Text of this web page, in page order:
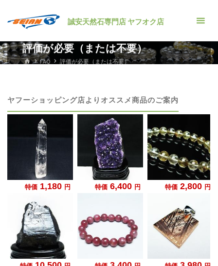
ン
ツ
誠安天然石専門店 ヤフオク店
評価が必要（または不要）
ホ FAQ 評価が必要（または不要）
ヤフーショッピング店よりオススメ商品のご案内